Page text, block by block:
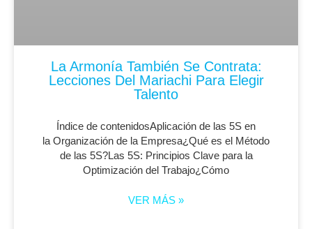
La Armonía También Se Contrata:
Lecciones Del Mariachi Para Elegir
Talento
Índice de contenidosAplicación de las 5S en
la Organización de la Empresa¿Qué es el Método
de las 5S?Las 5S: Principios Clave para la
Optimización del Trabajo¿Cómo
VER MÁS »